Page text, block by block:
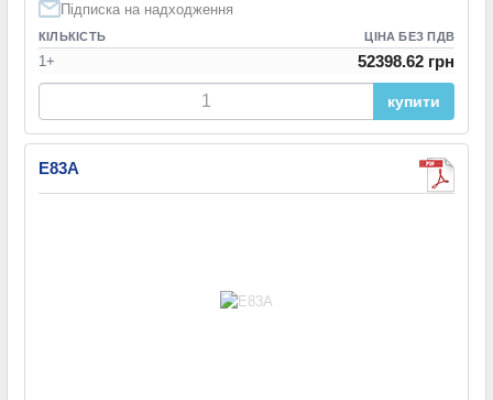
Підписка на надходження
КІЛЬКІСТЬ ЦІНА БЕЗ ПДВ
1+ 52398.62 грн
купити
E83A